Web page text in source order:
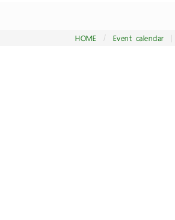
HOME Event calendar